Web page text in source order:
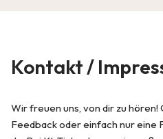
Kontakt /
Wir freuen uns, von dir zu hören!
Feedback oder einfach nur eine